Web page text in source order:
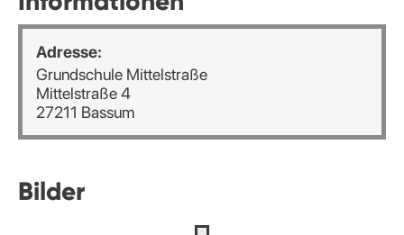
Adresse:
Grundschule Mittelstraße
Mittelstraße 4
27211 Bassum
Bilder